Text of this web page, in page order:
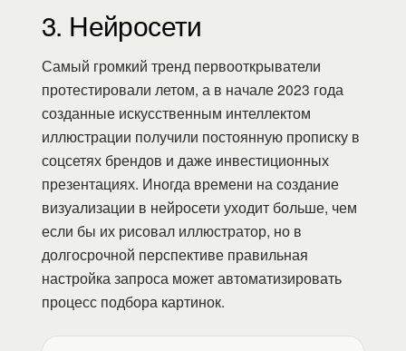
3. Нейросети
Самый громкий тренд первооткрыватели
протестировали летом, а в начале 2023 года
созданные искусственным интеллектом
иллюстрации получили постоянную прописку в
соцсетях брендов и даже инвестиционных
презентациях. Иногда времени на создание
визуализации в нейросети уходит больше, чем
если бы их рисовал иллюстратор, но в
долгосрочной перспективе правильная
настройка запроса может автоматизировать
процесс подбора картинок.